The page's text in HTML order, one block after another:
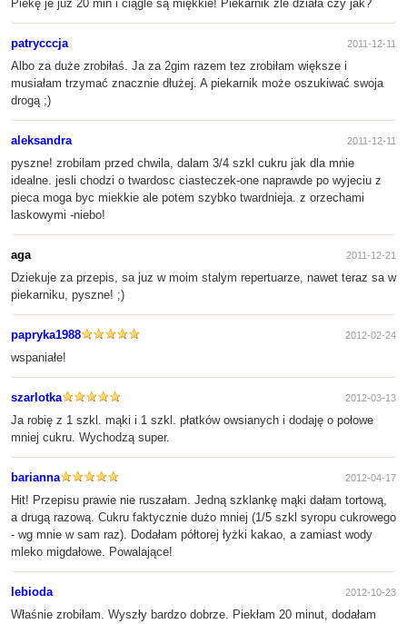
Piekę je już 20 min i ciągle są miękkie! Piekarnik źle działa czy jak?
patrycccja 2011-12-11
Albo za duże zrobiłaś. Ja za 2gim razem tez zrobiłam większe i
musiałam trzymać znacznie dłużej. A piekarnik może oszukiwać swoja
drogą ;)
aleksandra 2011-12-11
pyszne! zrobilam przed chwila, dalam 3/4 szkl cukru jak dla mnie
idealne. jesli chodzi o twardosc ciasteczek-one naprawde po wyjeciu z
pieca moga byc miekkie ale potem szybko twardnieja. z orzechami
laskowymi -niebo!
aga 2011-12-21
Dziekuje za przepis, sa juz w moim stalym repertuarze, nawet teraz sa w
piekarniku, pyszne! ;)
papryka1988 2012-02-24
wspaniałe!
szarlotka 2012-03-13
Ja robię z 1 szkl. mąki i 1 szkl. płatków owsianych i dodaję o połowe
mniej cukru. Wychodzą super.
barianna 2012-04-17
Hit! Przepisu prawie nie ruszałam. Jedną szklankę mąki dałam tortową,
a drugą razową. Cukru faktycznie dużo mniej (1/5 szkl syropu cukrowego
- wg mnie w sam raz). Dodałam półtorej łyżki kakao, a zamiast wody
mleko migdałowe. Powalające!
lebioda 2012-10-23
Właśnie zrobiłam. Wyszły bardzo dobrze. Piekłam 20 minut, dodałam